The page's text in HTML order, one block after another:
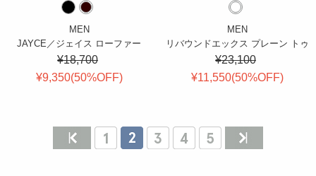
MEN
JAYCE／ジェイス ローファー
¥18,700
¥9,350(50%OFF)
MEN
リバウンドエックス プレーン トゥ
¥23,100
¥11,550(50%OFF)